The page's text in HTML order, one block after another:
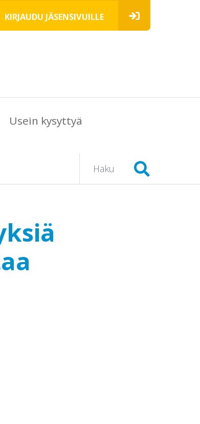
KIRJAUDU JÄSENSIVUILLE
Usein kysyttyä